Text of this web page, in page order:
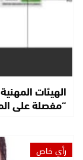
الهيئات
“مفصلة على
رأي خاص